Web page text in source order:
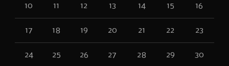
10 11 12 13 14 15 16
17 18 19 20 21 22 23
24 25 26 27 28 29 30